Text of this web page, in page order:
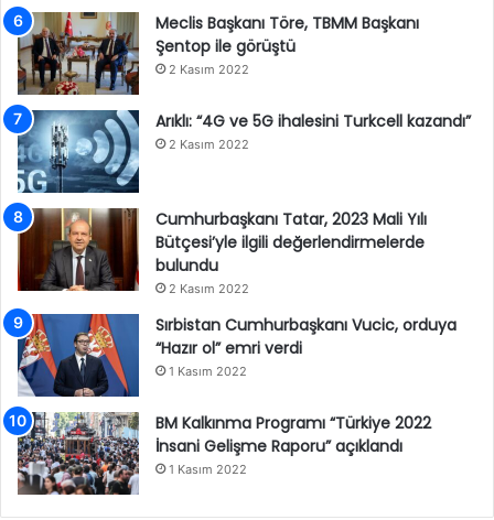
Meclis Başkanı Töre, TBMM Başkanı
Şentop ile görüştü
2 Kasım 2022
Arıklı: “4G ve 5G ihalesini Turkcell kazandı”
2 Kasım 2022
Cumhurbaşkanı Tatar, 2023 Mali Yılı
Bütçesi’yle ilgili değerlendirmelerde
bulundu
2 Kasım 2022
Sırbistan Cumhurbaşkanı Vucic, orduya
“Hazır ol” emri verdi
1 Kasım 2022
BM Kalkınma Programı “Türkiye 2022
İnsani Gelişme Raporu” açıklandı
1 Kasım 2022